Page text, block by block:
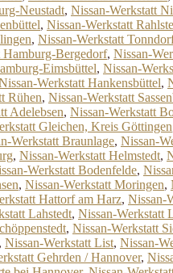
Neustadt, Nissan-Werkstatt
, Nissan-Werkstatt
, Nissan-Werkstatt
Hamburg-Bergedorf, Nissan-
Eimsbüttel, Nissan-
Werkstatt Hankensbüttel,
Rühen, Nissan-Werkstatt
Adelebsen, Nissan-Werkstatt
Gleichen, Kreis Göttingen
Werkstatt Braunlage, Nissan-
, Nissan-Werkstatt Helmstedt,
Werkstatt Bodenfelde,
, Nissan-Werkstatt Moringen,
Hattorf am Harz, Nissan-
Lahstedt, Nissan-Werkstatt
, Nissan-Werkstatt
, Nissan-Werkstatt List, Nissan-
Gehrden / Hannover,